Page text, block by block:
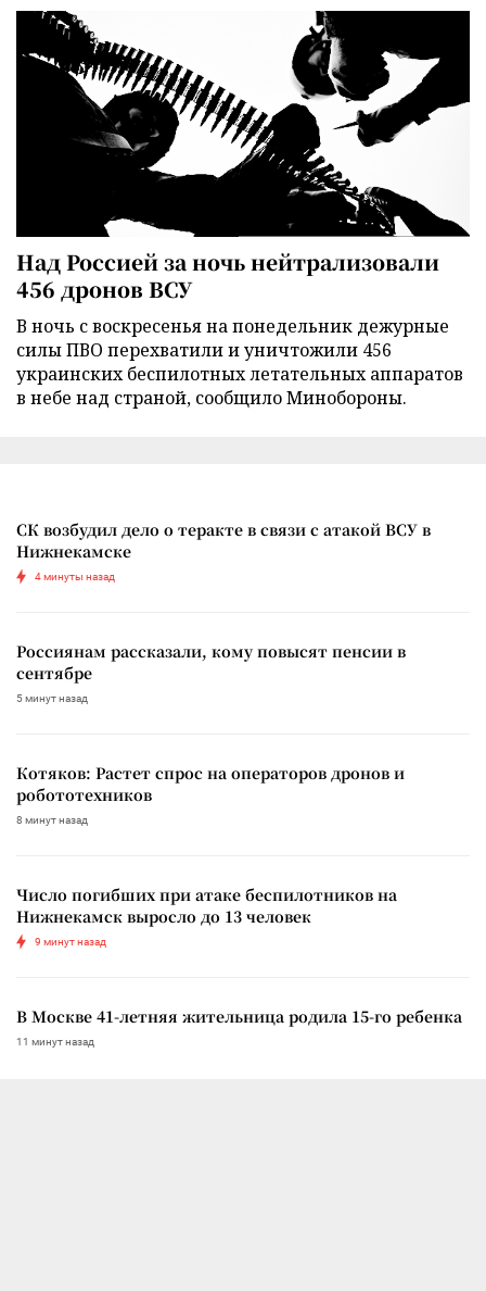
Над Россией за ночь нейтрализовали
456 дронов ВСУ
В ночь с воскресенья на понедельник дежурные
силы ПВО перехватили и уничтожили 456
украинских беспилотных летательных аппаратов
в небе над страной, сообщило Минобороны.
СК возбудил дело о теракте в связи с атакой ВСУ в
Нижнекамске
4 минуты назад
Россиянам рассказали, кому повысят пенсии в
сентябре
5 минут назад
Котяков: Растет спрос на операторов дронов и
робототехников
8 минут назад
Число погибших при атаке беспилотников на
Нижнекамск выросло до 13 человек
9 минут назад
В Москве 41-летняя жительница родила 15-го ребенка
11 минут назад